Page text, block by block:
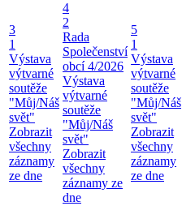
3
1
Výstava
výtvarné
soutěže
"Můj/Náš
svět"
Zobrazit
všechny
záznamy
ze dne
4
2
Rada
Společenství
obcí 4/2026
Výstava
výtvarné
soutěže
"Můj/Náš
svět"
Zobrazit
všechny
záznamy ze
dne
5
1
Výstava
výtvarné
soutěže
"Můj/Náš
svět"
Zobrazit
všechny
záznamy
ze dne